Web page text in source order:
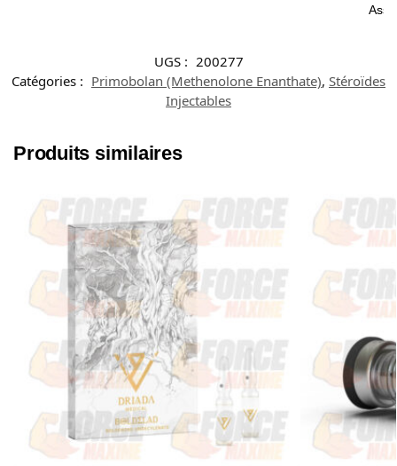
UGS : 200277
Catégories : Primobolan (Methenolone Enanthate), Stéroïdes
Injectables
Produits similaires